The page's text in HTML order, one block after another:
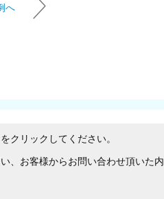
へ
クリックしてください。
、お客様からお問い合わせ頂いた内